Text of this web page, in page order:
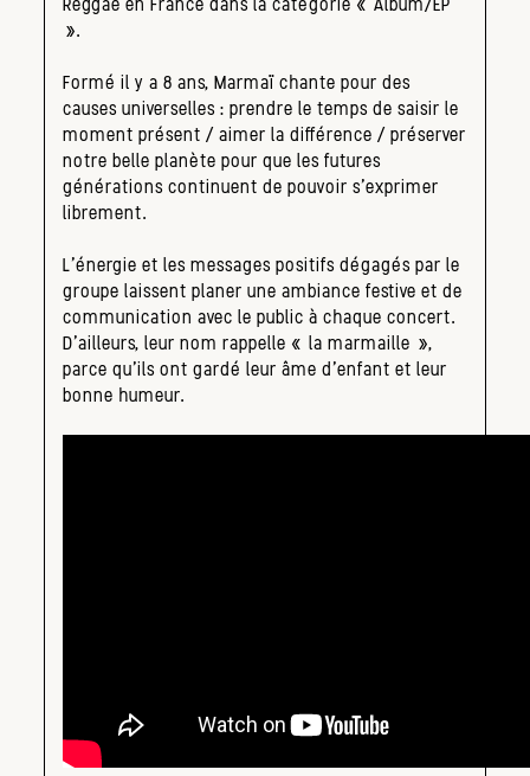
».
Formé il y a 8 ans, Marmaï chante pour des
causes universelles : prendre le temps de saisir le
moment présent / aimer la différence / préserver
notre belle planète pour que les futures
générations continuent de pouvoir s’exprimer
librement.
L’énergie et les messages positifs dégagés par le
groupe laissent planer une ambiance festive et de
communication avec le public à chaque concert.
D’ailleurs, leur nom rappelle « la marmaille »,
parce qu’ils ont gardé leur âme d’enfant et leur
bonne humeur.